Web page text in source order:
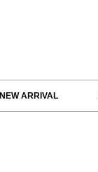
NEW ARRIVAL